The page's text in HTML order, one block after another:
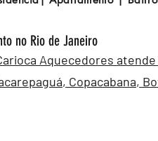
no Rio de Janeiro
Aquecedores
, Copacabana,